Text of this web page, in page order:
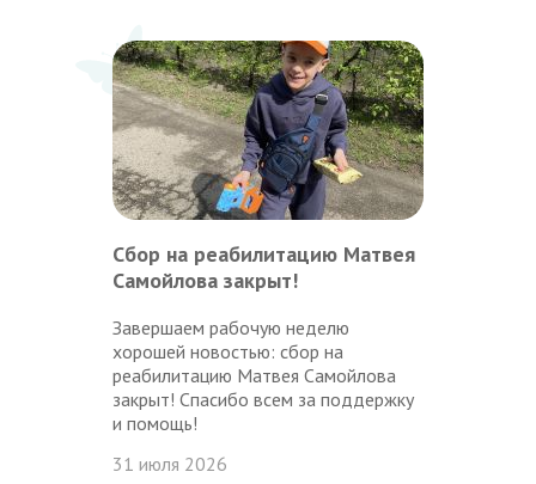
Сбор на реабилитацию Матвея
Самойлова закрыт!
Завершаем рабочую неделю
хорошей новостью: сбор на
реабилитацию Матвея Самойлова
закрыт! Спасибо всем за поддержку
и помощь!
31 июля 2026